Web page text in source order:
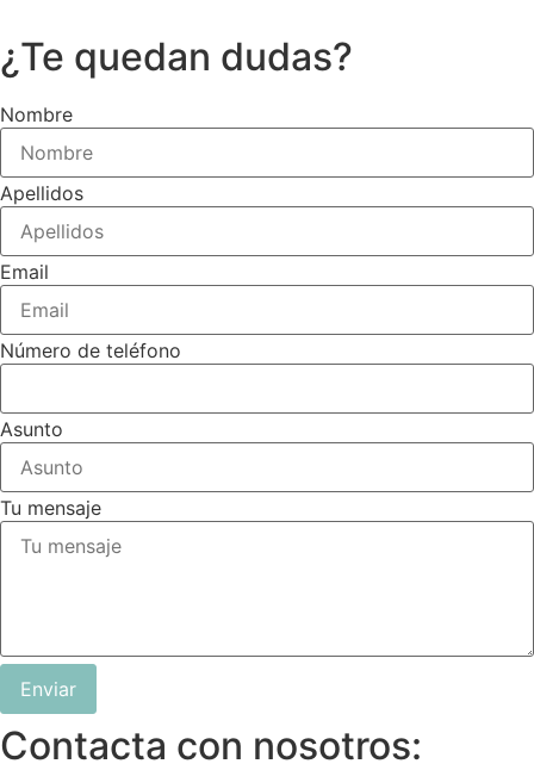
¿Te quedan dudas?
Nombre
Apellidos
Email
Número de teléfono
Asunto
Tu mensaje
Enviar
Contacta con nosotros: